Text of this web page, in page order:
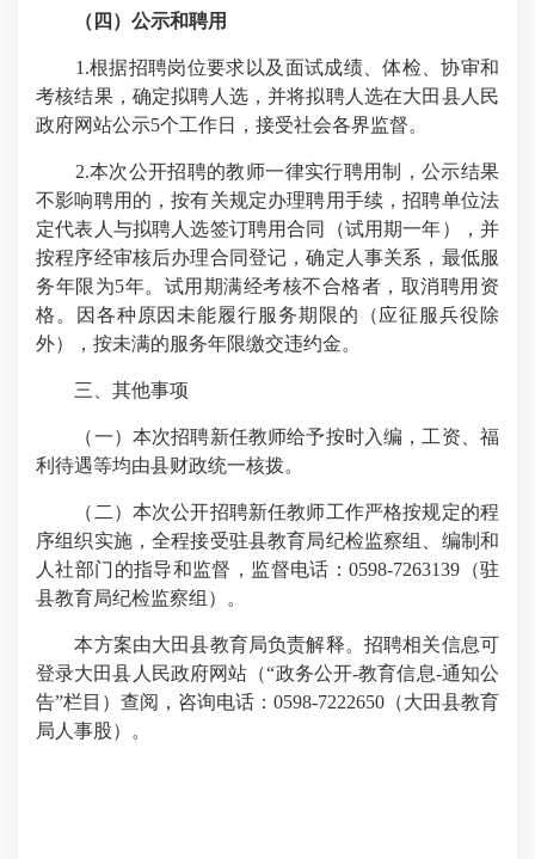
（四）公示和聘用
1.根据招聘岗位要求以及面试成绩、体检、协审和
考核结果，确定拟聘人选，并将拟聘人选在大田县人民
政府网站公示5个工作日，接受社会各界监督。
2.本次公开招聘的教师一律实行聘用制，公示结果
不影响聘用的，按有关规定办理聘用手续，招聘单位法
定代表人与拟聘人选签订聘用合同（试用期一年），并
按程序经审核后办理合同登记，确定人事关系，最低服
务年限为5年。试用期满经考核不合格者，取消聘用资
格。因各种原因未能履行服务期限的（应征服兵役除
外），按未满的服务年限缴交违约金。
三、其他事项
（一）本次招聘新任教师给予按时入编，工资、福
利待遇等均由县财政统一核拨。
（二）本次公开招聘新任教师工作严格按规定的程
序组织实施，全程接受驻县教育局纪检监察组、编制和
人社部门的指导和监督，监督电话：0598-7263139 （驻
县教育局纪检监察组）。
本方案由大田县教育局负责解释。招聘相关信息可
登录大田县人民政府网站（“政务公开-教育信息-通知公
告”栏目）查阅，咨询电话： 0598-7222650 （大田县教育
局人事股）。